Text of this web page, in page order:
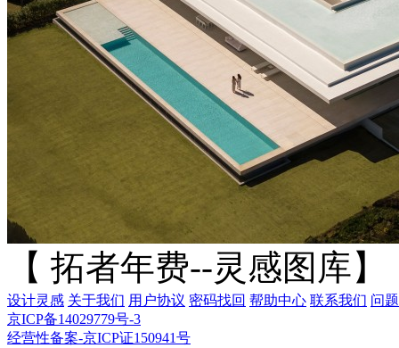
【 拓者年费--灵感图库】
设计灵感 关于我们 用户协议 密码找回 帮助中心 联系我们 问
京ICP备14029779号-3
经营性备案-京ICP证150941号